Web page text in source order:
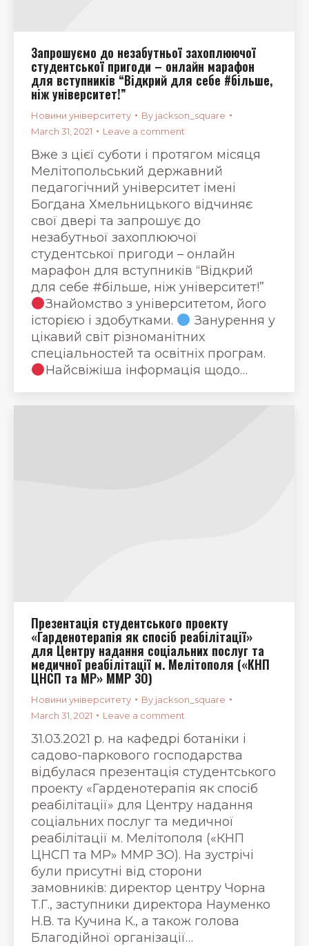
Запрошуємо до незабутньої захоплюючої
студентської пригоди – онлайн марафон
для вступників “Відкрий для себе #більше,
ніж університет!”
Новини університету By jackson_square
March 31, 2021
Leave a comment
Вже з цієї суботи і протягом місяця
Мелітопольський державний
педагогічний університет імені
Богдана Хмельницького відчиняє
свої двері та запрошує до
незабутньої захоплюючої
студентської пригоди – онлайн
марафон для вступників “Відкрий
для себе #більше, ніж університет!”
Знайомство з університетом, його
історією і здобутками.
Занурення у
цікавий світ різноманітних
спеціальностей та освітніх програм.
Найсвіжіша інформація щодо…
Презентація студентського проекту
«Гарденотерапія як спосіб реабілітації»
для Центру надання соціальних послуг та
медичної реабілітації м. Мелітополя («КНП
ЦНСП та МР» ММР ЗО)
Новини університету By jackson_square
March 31, 2021
Leave a comment
31.03.2021 р. на кафедрі ботаніки і
садово-паркового господарства
відбулася презентація студентського
проекту «Гарденотерапія як спосіб
реабілітації» для Центру надання
соціальних послуг та медичної
реабілітації м. Мелітополя («КНП
ЦНСП та МР» ММР ЗО). На зустрічі
були присутні від сторони
замовників: директор центру Чорна
Т.Г., заступники директора Науменко
Н.В. та Кучина К., а також голова
Благодійної організації…